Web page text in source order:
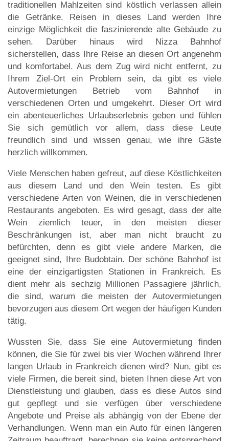
traditionellen Mahlzeiten sind köstlich verlassen allein
die Getränke. Reisen in dieses Land werden Ihre
einzige Möglichkeit die faszinierende alte Gebäude zu
sehen. Darüber hinaus wird Nizza Bahnhof
sicherstellen, dass Ihre Reise an diesen Ort angenehm
und komfortabel. Aus dem Zug wird nicht entfernt, zu
Ihrem Ziel-Ort ein Problem sein, da gibt es viele
Autovermietungen Betrieb vom Bahnhof in
verschiedenen Orten und umgekehrt. Dieser Ort wird
ein abenteuerliches Urlaubserlebnis geben und fühlen
Sie sich gemütlich vor allem, dass diese Leute
freundlich sind und wissen genau, wie ihre Gäste
herzlich willkommen.
Viele Menschen haben gefreut, auf diese Köstlichkeiten
aus diesem Land und den Wein testen. Es gibt
verschiedene Arten von Weinen, die in verschiedenen
Restaurants angeboten. Es wird gesagt, dass der alte
Wein ziemlich teuer, in den meisten dieser
Beschränkungen ist, aber man nicht braucht zu
befürchten, denn es gibt viele andere Marken, die
geeignet sind, Ihre Budobtain. Der schöne Bahnhof ist
eine der einzigartigsten Stationen in Frankreich. Es
dient mehr als sechzig Millionen Passagiere jährlich,
die sind, warum die meisten der Autovermietungen
bevorzugen aus diesem Ort wegen der häufigen Kunden
tätig.
Wussten Sie, dass Sie eine Autovermietung finden
können, die Sie für zwei bis vier Wochen während Ihrer
langen Urlaub in Frankreich dienen wird? Nun, gibt es
viele Firmen, die bereit sind, bieten Ihnen diese Art von
Dienstleistung und glauben, dass es diese Autos sind
gut gepflegt und sie verfügen über verschiedene
Angebote und Preise als abhängig von der Ebene der
Verhandlungen. Wenn man ein Auto für einen längeren